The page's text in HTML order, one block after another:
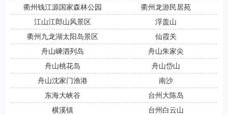
衢州钱江源国家森林公园
衢州龙游民居苑
江山江郎山风景区
浮盖山
衢州九龙湖太阳岛景区
仙霞关
舟山嵊泗列岛
舟山朱家尖
舟山桃花岛
舟山岱山
舟山沈家门渔港
南沙
东海大峡谷
台州大陈岛
横溪镇
台州白云山